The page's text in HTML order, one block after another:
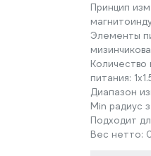
Принцип
Элементы
питания:
Диапазон
Min радиус
Подходит
Вес нетто: